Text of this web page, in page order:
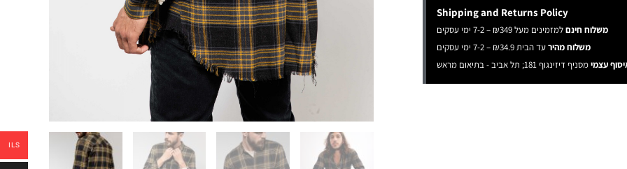
Shipping and Returns Policy
משלוח חינםלמזמינים מעל ₪349 – 7-2 ימי עסקים
משלוח מהירעד הבית ₪34.9 – 7-2 ימי עסקים
עצמימסניף דיזינגוף 181; תל אביב - בתיאום מראש
ILS